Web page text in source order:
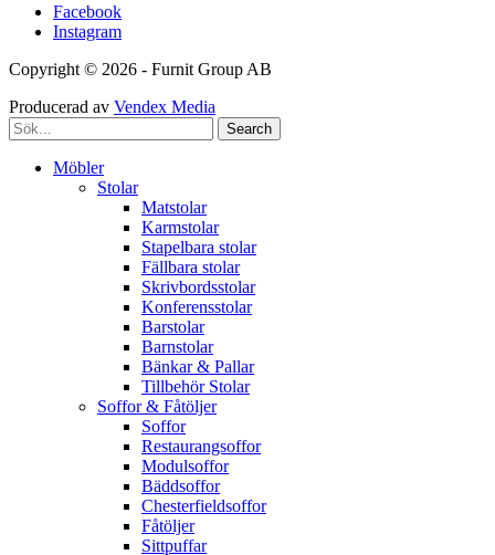
Facebook
Instagram
Copyright © 2026 - Furnit Group AB
Producerad av Vendex Media
Search
Möbler
Stolar
Matstolar
Karmstolar
Stapelbara stolar
Fällbara stolar
Skrivbordsstolar
Konferensstolar
Barstolar
Barnstolar
Bänkar & Pallar
Tillbehör Stolar
Soffor & Fåtöljer
Soffor
Restaurangsoffor
Modulsoffor
Bäddsoffor
Chesterfieldsoffor
Fåtöljer
Sittpuffar